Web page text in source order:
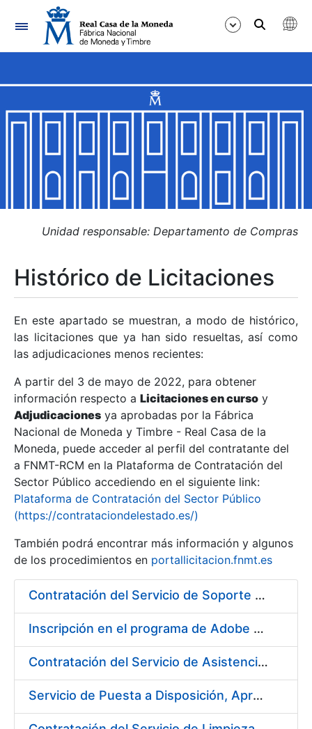
Navegación
Mostrar/Ocultar
Mostrar/Ocultar
Mostrar/Ocultar
Mostrar/Ocultar
Mostrar/Ocultar
Mostrar/Ocultar
Unidad responsable: Departamento de Compras
Histórico de Licitaciones
En este apartado se muestran, a modo de histórico,
las licitaciones que ya han sido resueltas, así como
las adjudicaciones menos recientes:
A partir del 3 de mayo de 2022, para obtener
información respecto a Licitaciones en curso y
Adjudicaciones ya aprobadas por la Fábrica
Nacional de Moneda y Timbre - Real Casa de la
Moneda, puede acceder al perfil del contratante del
a FNMT-RCM en la Plataforma de Contratación del
Sector Público accediendo en el siguiente link:
Plataforma de Contratación del Sector Público
(https://contrataciondelestado.es/)
También podrá encontrar más información y algunos
de los procedimientos en portallicitacion.fnmt.es
Contratación del Servicio de Soporte de Sistemas BMC
Inscripción en el programa de Adobe CLP
Contratación del Servicio de Asistencia Técnica Ambiental en la Fábrica de Papel de Burgos
Servicio de Puesta a Disposición, Aprovisionamiento y Mantenimiento de Máquinas Expendedoras de Alimentos Sólidos y Bebidas Calientes y Frías